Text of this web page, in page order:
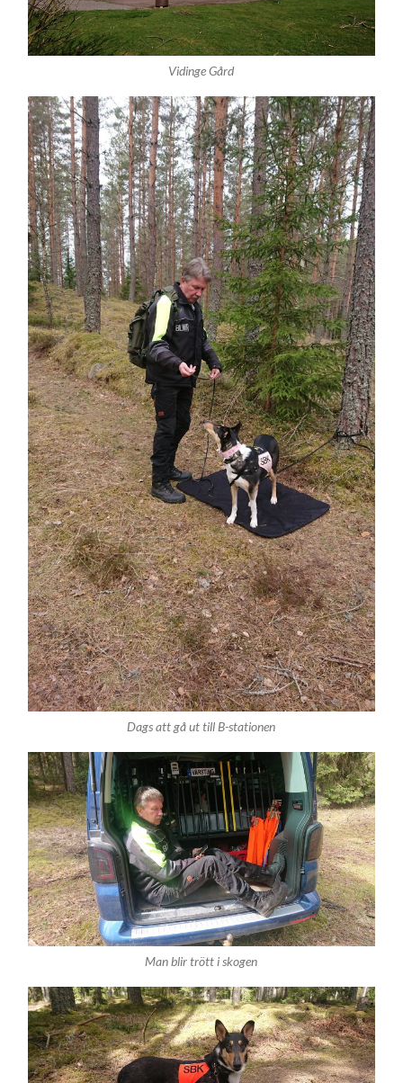
Vidinge Gård
Dags att gå ut till B-stationen
Man blir trött i skogen